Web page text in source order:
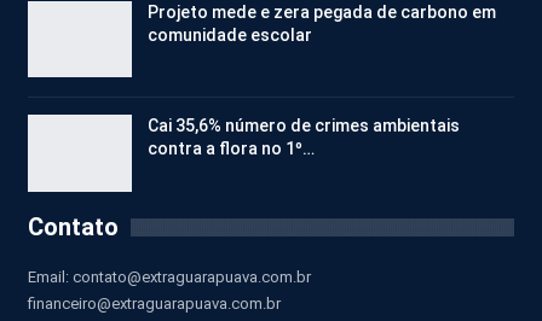
Projeto mede e zera pegada de carbono em
comunidade escolar
Cai 35,6% número de crimes ambientais
contra a flora no 1º…
Contato
Email: contato@extraguarapuava.com.br
financeiro@extraguarapuava.com.br